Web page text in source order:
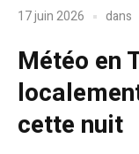
17 juin 2026 dans
Météo en
cette nuit